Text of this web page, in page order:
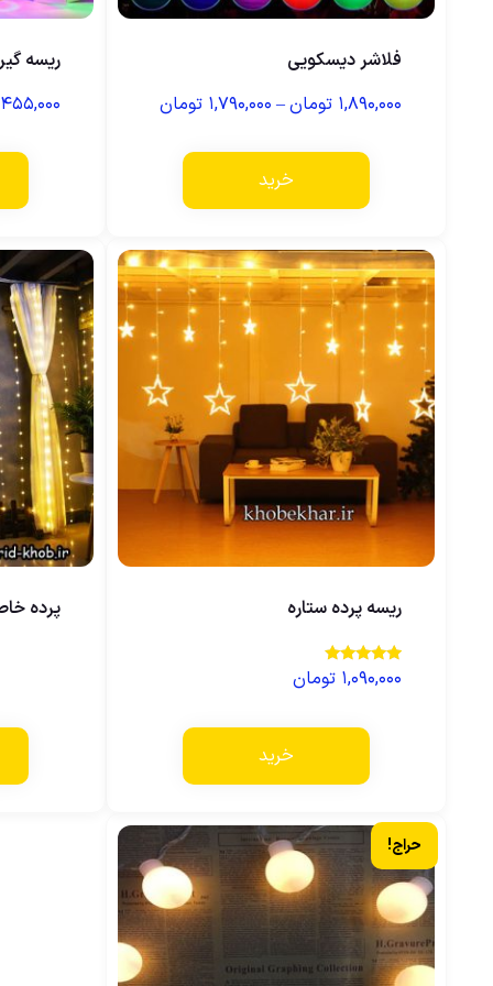
فلاشر دیسکویی
۱,۸۹۰,۰۰۰ تومان– ۱,۷۹۰,۰۰۰ تومان
خرید
ریسه
۴۵۵,۰۰۰
ریسه پرده ستاره
نمره
5.00
۱,۰۹۰,۰۰۰ تومان
خرید
پرده
حراج!